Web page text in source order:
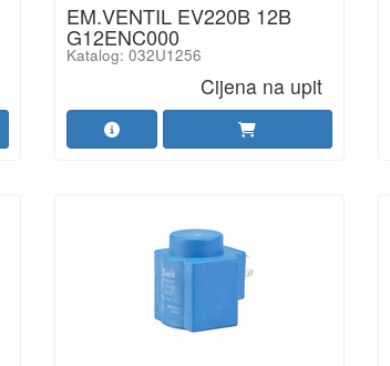
EM.VENTIL EV220B 12B
G12ENC000
Katalog: 032U1256
Cijena na upit